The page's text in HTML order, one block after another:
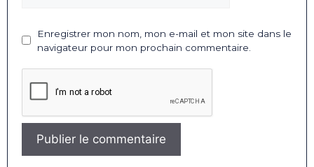
Enregistrer mon nom, mon e-mail et mon site dans le
navigateur pour mon prochain commentaire.